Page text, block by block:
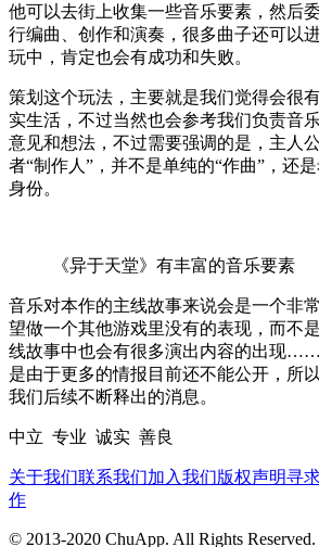
他可以去街上收集一些音乐要素，然后
行编曲、创作和演奏，很多曲子还可以
玩中，肯定也会有成功和失败。
策划这个玩法，主要就是我们觉得会很
实生活，不过当然也会参考我们负责音
意见和想法，不过需要强调的是，主人
者“制作人”，并不是单纯的“作曲”，还
身份。
《异于天堂》有丰富的音乐要素
音乐对本作的主线故事来说会是一个非
望做一个其他游戏里没有的表现，而不
线故事中也会有很多演出内容的出现
是由于更多的情报目前还不能公开，所
我们后续不断释出的消息。
中立 专业 诚实 善良
关于我们联系我们加入我们版权声明寻
作
© 2013-2020 ChuApp. All Rights Reserved.